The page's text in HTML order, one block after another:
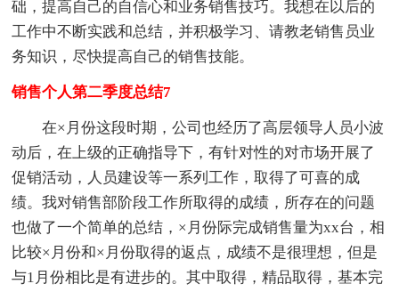
础，提高自己的自信心和业务销售技巧。我想在以后的
工作中不断实践和总结，并积极学习、请教老销售员业
务知识，尽快提高自己的销售技能。
销售个人第二季度总结7
在×月份这段时期，公司也经历了高层领导人员小波
动后，在上级的正确指导下，有针对性的对市场开展了
促销活动，人员建设等一系列工作，取得了可喜的成
绩。我对销售部阶段工作所取得的成绩，所存在的问题
也做了一个简单的总结，×月份际完成销售量为xx台，相
比较×月份和×月份取得的返点，成绩不是很理想，但是
与1月份相比是有进步的。其中取得，精品取得，基本完